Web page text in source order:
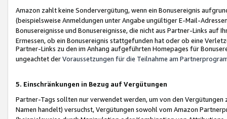
Amazon zahlt keine Sondervergütung, wenn ein Bonusereignis
(beispielsweise Anmeldungen unter Angabe ungültiger E-Mail-
Bonusereignisse und Bonusereignisse, die nicht aus Partner-Links auf
Ermessen, ob ein Bonusereignis stattgefunden hat oder ob eine
Partner-Links zu den im Anhang aufgeführten Homepages für
ungeachtet derVoraussetzungen für die Teilnahme am
5. Einschränkungen in Bezug auf Vergütungen
Partner-Tags sollten nur verwendet werden, um von den
Namen handelt) versuchst, Vergütungen sowohl vom Amazon